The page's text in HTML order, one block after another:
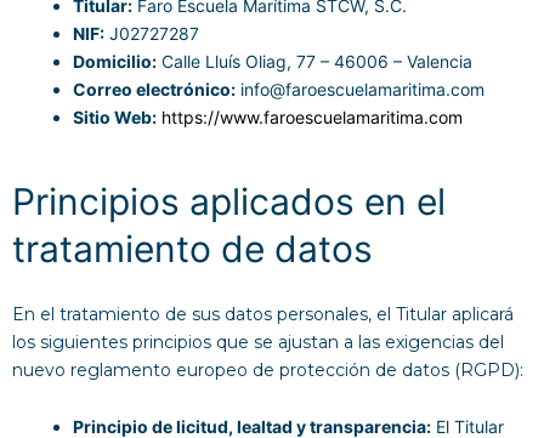
Titular: Faro Escuela Marítima STCW, S.C.
NIF: J02727287
Domicilio: Calle Lluís Oliag, 77 – 46006 – Valencia
Correo electrónico: info@faroescuelamaritima.com
Sitio Web: https://www.faroescuelamaritima.com
Principios aplicados en el
tratamiento de datos
En el tratamiento de sus datos personales, el Titular aplicará
los siguientes principios que se ajustan a las exigencias del
nuevo reglamento europeo de protección de datos (RGPD):
Principio de licitud, lealtad y transparencia: El Titular